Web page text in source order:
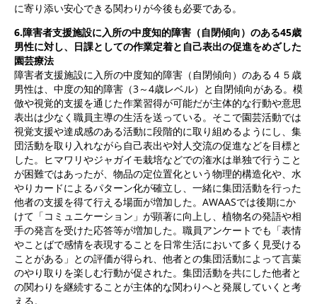
に寄り添い安心できる関わりが今後も必要である。
6.障害者支援施設に入所の中度知的障害（自閉傾向）のある45歳
男性に対し、日課としての作業定着と自己表出の促進をめざした
園芸療法
障害者支援施設に入所の中度知的障害（自閉傾向）のある４５歳
男性は、中度の知的障害（3～4歳レベル）と自閉傾向がある。模
倣や視覚的支援を通じた作業習得が可能だが主体的な行動や意思
表出は少なく職員主導の生活を送っている。そこで園芸活動では
視覚支援や達成感のある活動に段階的に取り組めるようにし、集
団活動を取り入れながら自己表出や対人交流の促進などを目標と
した。ヒマワリやジャガイモ栽培などでの潅水は単独で行うこと
が困難ではあったが、物品の定位置化という物理的構造化や、水
やりカードによるパターン化が確立し、一緒に集団活動を行った
他者の支援を得て行える場面が増加した。AWAASでは後期にか
けて「コミュニケーション」が顕著に向上し、植物名の発語や相
手の発言を受けた応答等が増加した。職員アンケートでも「表情
やことばで感情を表現することを日常生活において多く見受ける
ことがある」との評価が得られ、他者との集団活動によって言葉
のやり取りを楽しむ行動が促された。集団活動を共にした他者と
の関わりを継続することが主体的な関わりへと発展していくと考
える。